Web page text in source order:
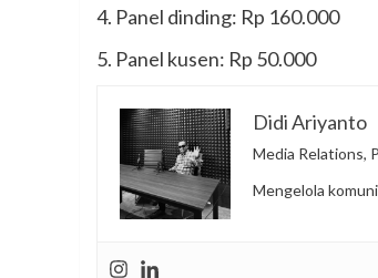
4. Panel dinding: Rp 160.000
5. Panel kusen: Rp 50.000
Didi Ariyanto
Media Relations,
Mengelola